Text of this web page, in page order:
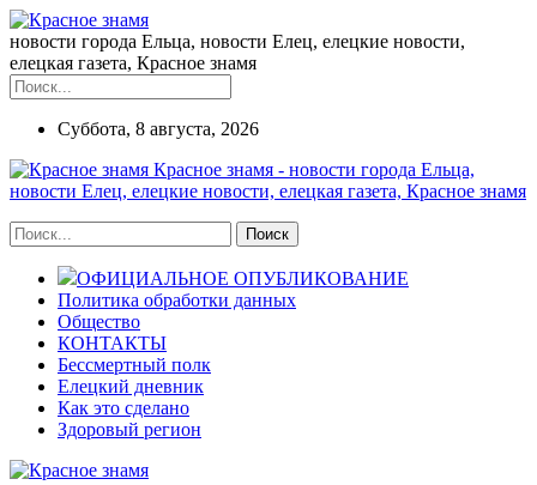
новости города Ельца, новости Елец, елецкие новости,
елецкая газета, Красное знамя
Суббота, 8 августа, 2026
Красное знамя - новости города Ельца,
новости Елец, елецкие новости, елецкая газета, Красное знамя
ОФИЦИАЛЬНОЕ ОПУБЛИКОВАНИЕ
Политика обработки данных
Общество
КОНТАКТЫ
Бессмертный полк
Елецкий дневник
Как это сделано
Здоровый регион